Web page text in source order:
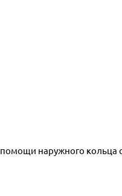
наружного кольца